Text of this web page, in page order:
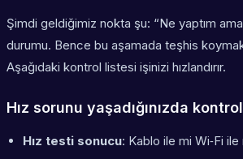
Şimdi geldiğimiz nokta şu: “Ne yaptım
durumu. Bence bu aşamada teşhis
Aşağıdaki kontrol listesi işinizi hızlandırır.
Hız sorunu yaşadığınızda
Hız testi sonucu: Kablo ile mi Wi‑Fi